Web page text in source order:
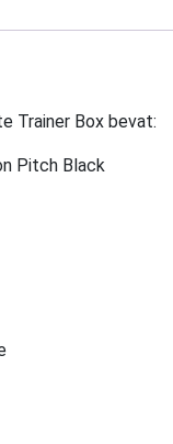
Trainer Box bevat:
Pitch Black